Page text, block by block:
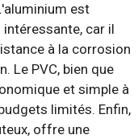
est
car il
à la corrosion
Le PVC, bien que
et simple à
limités. Enfin,
offre une